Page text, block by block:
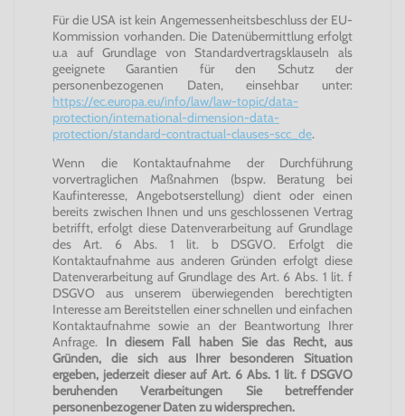
Für die USA ist kein Angemessenheitsbeschluss der EU-
Kommission vorhanden. Die Datenübermittlung erfolgt
u.a auf Grundlage von Standardvertragsklauseln als
geeignete Garantien für den Schutz der
personenbezogenen Daten, einsehbar unter:
https://ec.europa.eu/info/law/law-topic/data-
protection/international-dimension-data-
protection/standard-contractual-clauses-scc_de.
Wenn die Kontaktaufnahme der Durchführung
vorvertraglichen Maßnahmen (bspw. Beratung bei
Kaufinteresse, Angebotserstellung) dient oder einen
bereits zwischen Ihnen und uns geschlossenen Vertrag
betrifft, erfolgt diese Datenverarbeitung auf Grundlage
des Art. 6 Abs. 1 lit. b DSGVO. Erfolgt die
Kontaktaufnahme aus anderen Gründen erfolgt diese
Datenverarbeitung auf Grundlage des Art. 6 Abs. 1 lit. f
DSGVO aus unserem überwiegenden berechtigten
Interesse am Bereitstellen einer schnellen und einfachen
Kontaktaufnahme sowie an der Beantwortung Ihrer
Anfrage. In diesem Fall haben Sie das Recht, aus
Gründen, die sich aus Ihrer besonderen Situation
ergeben, jederzeit dieser auf Art. 6 Abs. 1 lit. f DSGVO
beruhenden Verarbeitungen Sie betreffender
personenbezogener Daten zu widersprechen.